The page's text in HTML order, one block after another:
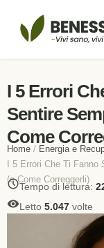
I 5 Errori
Sentire
Come
Home / Energia e
I 5 Errori Che Ti Fanno
(e Come Correggerli)
Tempo di lettura:
Letto 5.047 volte